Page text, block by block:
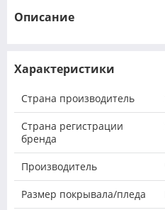
Описание
Характеристики
Страна производитель
Страна регистрации
бренда
Производитель
Размер покрывала/пледа